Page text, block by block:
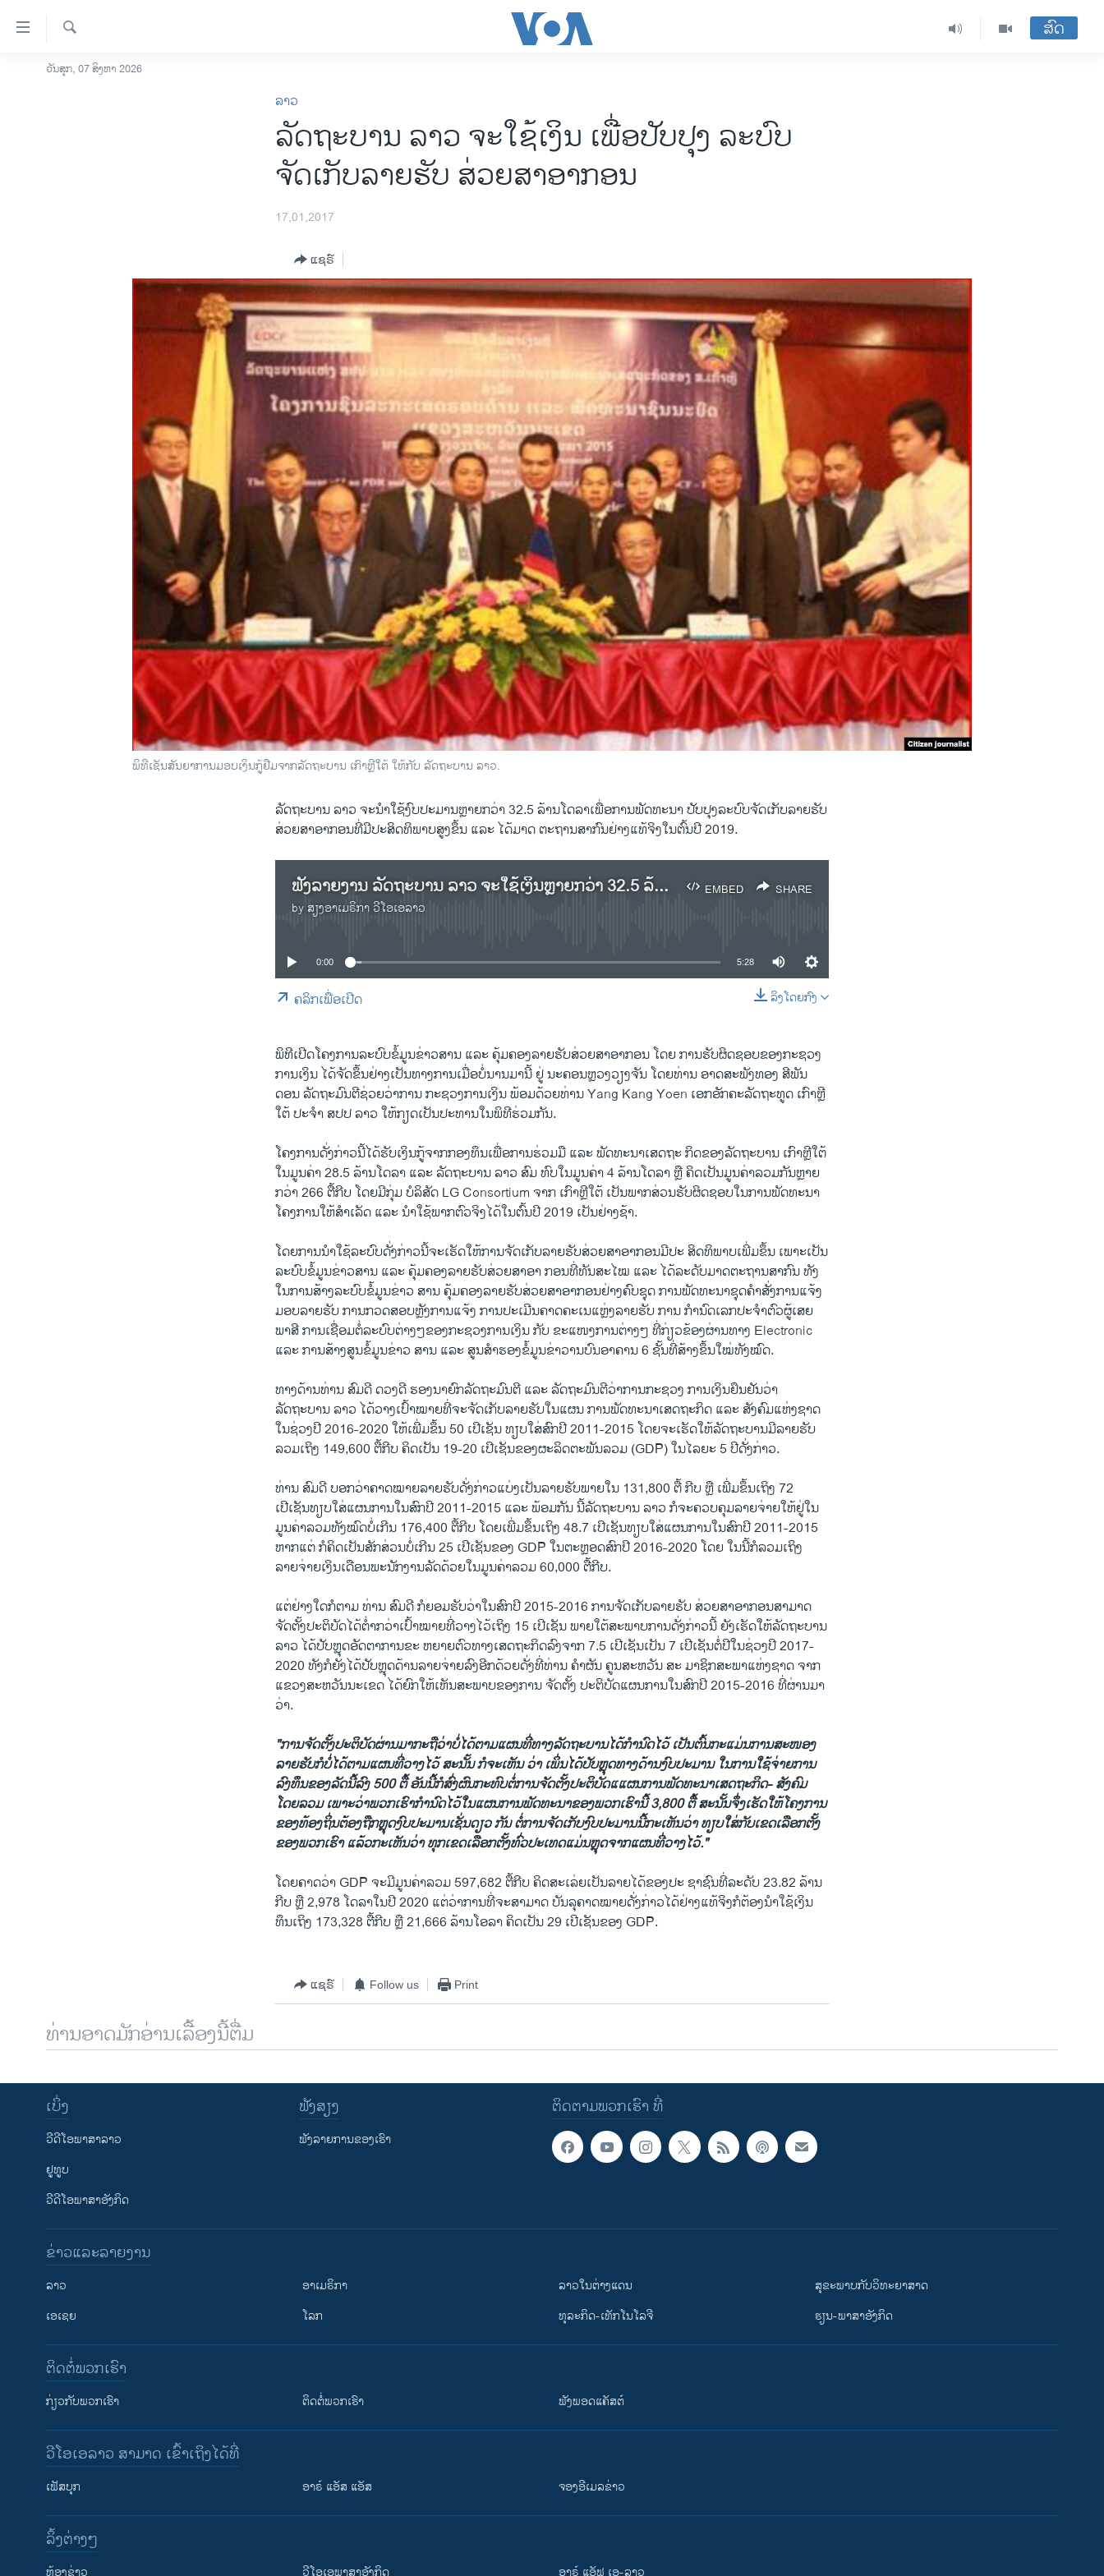
ລິ້ງ
ສຳຫລັບ
ໂຮມເພຈ
ຕິດຕາມພວກເຮົາ ທີ່
ຄົ້ນຫາ
ສົດ
ວັນສຸກ, 07 ສິງຫາ 2026
ລາວ
ລັດຖະບານ ລາວ ຈະໃຊ້ເງິນ ເພື່ອປັບປຸງ ລະບົບ
ຈັດເກັບລາຍຮັບ ສ່ວຍສາອາກອນ
17,01,2017
ແຊຣ໌
ພິທີເຊັນສັນຍາການມອບເງິນກູ້ຢືມຈາກລັດຖະບານ ເກົາຫຼີໃຕ້ ໃຫ້ກັບ ລັດຖະບານ ລາວ.
ລັດຖະບານ ລາວ ຈະນຳໃຊ້ງົບປະມານຫຼາຍກວ່າ 32.5 ລ້ານໂດລາເພື່ອການພັດທະນາ ປັບປຸງລະບົບຈັດເກັບລາຍຮັບ
ສ່ວຍສາອາກອນທີ່ມີປະສິດທິພາບສູງຂຶ້ນ ແລະ ໄດ້ມາດ ຕະຖານສາກົນຢ່າງແທ້ຈິງໃນຕົ້ນປີ 2019.
EMBED SHARE
ຟັງລາຍງານ ລັດຖະບານ ລາວ ຈະໃຊ້ເງິນຫຼາຍກວ່າ 32.5 ລ້ານໂດລາ ເພື່ອປັບປຸງລະບົບຈັດເກັບລາຍ ຮັບສ່ວຍສາອາກອນ
by ສຽງອາເມຣິກາ ວີໂອເອລາວ
SHARE
0:00 5:28
ລິງໂດຍກົງ
ຄລິກເພື່ອເປີດ
ພິທີເປີດໂຄງການລະບົບຂໍ້ມູນຂ່າວສານ ແລະ ຄຸ້ມຄອງລາຍຮັບສ່ວຍສາອາກອນ ໂດຍ ການຮັບຜິດຊອບຂອງກະຊວງ
ການເງິນ ໄດ້ຈັດຂຶ້ນຢ່າງເປັນທາງການເມື່ອບໍ່ນານມານີ້ ຢູ່ ນະຄອນຫຼວງວຽງຈັນ ໂດຍທ່ານ ອາດສະພັງທອງ ສີພັນ
ດອນ ລັດຖະມົນຕີຊ່ວຍວ່າການ ກະຊວງການເງິນ ພ້ອມດ້ວຍທ່ານ Yang Kang Yoen ເອກອັກຄະລັດຖະທູດ ເກົາຫຼີ
ໃຕ້ ປະຈຳ ສປປ ລາວ ໃຫ້ກຽດເປັນປະທານໃນພິທີຮ່ວມກັນ.
ໂຄງການດັ່ງກ່າວນີ້ໄດ້ຮັບເງິນກູ້ຈາກກອງທຶນເພື່ອການຮ່ວມມື ແລະ ພັດທະນາເສດຖະ ກິດຂອງລັດຖະບານ ເກົາຫຼີໃຕ້
ໃນມູນຄ່າ 28.5 ລ້ານໂດລາ ແລະ ລັດຖະບານ ລາວ ສົມ ທົບໃນມູນຄ່າ 4 ລ້ານໂດລາ ຫຼື ຄິດເປັນມູນຄ່າລວມກັນຫຼາຍ
ກວ່າ 266 ຕື້ກີບ ໂດຍມີກຸ່ມ ບໍລິສັດ LG Consortium ຈາກ ເກົາຫຼີໃຕ້ ເປັນພາກສ່ວນຮັບຜິດຊອບໃນການພັດທະນາ
ໂຄງການໃຫ້ສຳເລັດ ແລະ ນຳໃຊ້ພາກຕົວຈິງໄດ້ໃນຕົ້ນປີ 2019 ເປັນຢ່າງຊ້າ.
ໂດຍການນຳໃຊ້ລະບົບດັ່ງກ່າວນີ້ຈະເຮັດໃຫ້ການຈັດເກັບລາຍຮັບສ່ວຍສາອາກອນມີປະ ສິດທິພາບເພີ່ມຂຶ້ນ ເພາະເປັນ
ລະບົບຂໍ້ມູນຂ່າວສານ ແລະ ຄຸ້ມຄອງລາຍຮັບສ່ວຍສາອາ ກອນທີ່ທັນສະໄໝ ແລະ ໄດ້ລະດັບມາດຕະຖານສາກົນ ທັງ
ໃນການສ້າງລະບົບຂໍ້ມູນຂ່າວ ສານ ຄຸ້ມຄອງລາຍຮັບສ່ວຍສາອາກອນຢ່າງຄົບຊຸດ ການພັດທະນາຊຸດຄຳສັ່ງການແຈ້ງ
ມອບລາຍຮັບ ການກວດສອບຫຼັງການແຈ້ງ ການປະເມີນຄາດຄະເນແຫຼ່ງລາຍຮັບ ການ ກຳນົດເລກປະຈຳຕົວຜູ້ເສຍ
ພາສີ ການເຊື່ອມຕໍ່ລະບົບຕ່າງໆຂອງກະຊວງການເງິນ ກັບ ຂະແໜງການຕ່າງໆ ທີ່ກ່ຽວຂ້ອງຜ່ານທາງ Electronic
ແລະ ການສ້າງສູນຂໍ້ມູນຂ່າວ ສານ ແລະ ສູນສຳຮອງຂໍ້ມູນຂ່າວານບົນອາຄານ 6 ຊັ້ນທີ່ສ້າງຂຶ້ນໃໝ່ທັງໝົດ.
ທາງດ້ານທ່ານ ສົມດີ ດວງດີ ຮອງນາຍົກລັດຖະມົນຕີ ແລະ ລັດຖະມົນຕີວ່າການກະຊວງ ການເງິນຢຶນຢັນວ່າ
ລັດຖະບານ ລາວ ໄດ້ວາງເປົ້າໝາຍທີ່ຈະຈັດເກັບລາຍຮັບໃນແຜນ ການພັດທະນາເສດຖະກິດ ແລະ ສັງຄົມແຫ່ງຊາດ
ໃນຊ່ວງປີ 2016-2020 ໃຫ້ເພີ່ມຂຶ້ນ 50 ເປີເຊັນ ທຽບໃສ່ສົກປີ 2011-2015 ໂດຍຈະເຮັດໃຫ້ລັດຖະບານມີລາຍຮັບ
ລວມເຖິງ 149,600 ຕື້ກີບ ຄິດເປັນ 19-20 ເປີເຊັນຂອງຜະລິດຕະພັນລວມ (GDP) ໃນໄລຍະ 5 ປີດັ່ງກ່າວ.
ທ່ານ ສົມດີ ບອກວ່າຄາດໝາຍລາຍຮັບດັ່ງກ່າວແບ່ງເປັນລາຍຮັບພາຍໃນ 131,800 ຕື້ ກີບ ຫຼື ເພີ່ມຂຶ້ນເຖິງ 72
ເປີເຊັນທຽບໃສ່ແຜນການໃນສົກປີ 2011-2015 ແລະ ພ້ອມກັນ ນີ້ລັດຖະບານ ລາວ ກໍຈະຄວບຄຸມລາຍຈ່າຍໃຫ້ຢູ່ໃນ
ມູນຄ່າລວມທັງໝົດບໍ່ເກີນ 176,400 ຕື້ກີບ ໂດຍເພີ່ມຂຶ້ນເຖິງ 48.7 ເປີເຊັນທຽບໃສ່ແຜນການໃນສົກປີ 2011-2015
ຫາກແຕ່ ກໍຄິດເປັນສັກສ່ວນບໍ່ເກີນ 25 ເປີເຊັນຂອງ GDP ໃນຕະຫຼອດສົກປີ 2016-2020 ໂດຍ ໃນນີ້ກໍລວມເຖິງ
ລາຍຈ່າຍເງິນເດືອນພະນັກງານລັດດ້ວຍໃນມູນຄ່າລວມ 60,000 ຕື້ກີບ.
ແຕ່ຢ່າງໃດກໍຕາມ ທ່ານ ສົມດີ ກໍຍອມຮັບວ່າໃນສົກປີ 2015-2016 ການຈັດເກັບລາຍຮັບ ສ່ວຍສາອາກອນສາມາດ
ຈັດຕັ້ງປະຕິບັດໄດ້ຕໍ່າກວ່າເປົ້າໝາຍທີ່ວາງໄວ້ເຖິງ 15 ເປີເຊັນ ພາຍໃຕ້ສະພາບການດັ່ງກ່າວນີ້ ຍັງເຮັດໃຫ້ລັດຖະບານ
ລາວ ໄດ້ປັບຫຼຸດອັດຕາການຂະ ຫຍາຍຕົວທາງເສດຖະກິດລົງຈາກ 7.5 ເປີເຊັນເປັນ 7 ເປີເຊັນຕໍ່ປີໃນຊ່ວງປີ 2017-
2020 ທັງກໍຍັງໄດ້ປັບຫຼຸດດ້ານລາຍຈ່າຍລົງອີກດ້ວຍດັ່ງທີ່ທ່ານ ຄຳຜັນ ຄູນສະຫວັນ ສະ ມາຊິກສະພາແຫ່ງຊາດ ຈາກ
ແຂວງສະຫວັນນະເຂດ ໄດ້ຍົກໃຫ້ເຫັນສະພາບຂອງການ ຈັດຕັ້ງ ປະຕິບັດແຜນການໃນສົກປີ 2015-2016 ທີ່ຜ່ານມາ
ວ່າ.
"ການຈັດຕັ້ງປະຕິບັດຜ່ານມາກະຖືວ່າບໍ່ໄດ້ຕາມແຜນທີ່ທາງລັດຖະບານໄດ້ກຳນົດໄວ້ ເປັນຕົ້ນກະແມ່ນການສະໜອງ
ລາຍຮັບກໍບໍ່ໄດ້ຕາມແຜນທີ່ວາງໄວ້ ສະນັ້ນ ກໍຈະເຫັນ ວ່າ ເພິ່ນໄດ້ປັບຫຼຸດທາງດ້ານງົບປະມານ ໃນການໃຊ້ຈ່າຍການ
ລົງທຶນຂອງລັດນີ້ລົງ 500 ຕື້ ອັນນີ້ກໍສົ່ງຜົນກະທົບຕໍ່ການຈັດຕັ້ງປະຕິບັດແແຜນການພັດທະນາເສດຖະກິດ- ສັງຄົມ
ໂດຍລວມ ເພາະວ່າພວກເຮົາກຳນົດໄວ້ໃນແຜນການພັດທະນາຂອງພວກເຮົານີ້ 3,800 ຕື້ ສະນັ້ນຈຶ່ງເຮັດໃຫ້ໂຄງການ
ຂອງທ້ອງຖິ່ນຕ້ອງຖືກຫຼຸດງົບປະມານເຊັ່ນດຽວ ກັນ ຕໍ່ການຈັດເກັບງົບປະມານນີ້ກະເຫັນວ່າ ທຽບໃສ່ກັບເຂດເລືອກຕັ້ງ
ຂອງພວກເຮົາ ແລ້ວກະເຫັນວ່າ ທຸກເຂດເລືອກຕັ້ງທົ່ວປະເທດແມ່ນຫຼຸດຈາກແຜນທີ່ວາງໄວ້."
ໂດຍຄາດວ່າ GDP ຈະມີມູນຄ່າລວມ 597,682 ຕື້ກີບ ຄິດສະເລ່ຍເປັນລາຍໄດ້ຂອງປະ ຊາຊົນທີ່ລະດັບ 23.82 ລ້ານ
ກີບ ຫຼື 2,978 ໂດລາໃນປີ 2020 ແຕ່ວ່າການທີ່ຈະສາມາດ ບັນລຸຄາດໝາຍດັ່ງກ່າວໄດ້ຢ່າງແທ້ຈິງກໍຕ້ອງນຳໃຊ້ເງິນ
ທຶນເຖິງ 173,328 ຕື້ກີບ ຫຼື 21,666 ລ້ານໂອລາ ຄິດເປັນ 29 ເປີເຊັນຂອງ GDP.
ແຊຣ໌ Follow us Print
ທ່ານອາດມັກອ່ານເລື້ອງນີ້ຕື່ມ
ຕິດຕາມພວກເຮົາ ທີ່
ເບິ່ງ
ວີດີໂອພາສາລາວ
ຢູທູບ
ວີດີໂອພາສາອັງກິດ
ຟັງສຽງ
ຟັງລາຍການຂອງເຮົາ
ຂ່າວແລະລາຍງານ
ລາວ
ເອເຊຍ
ອາເມຣິກາ
ໂລກ
ລາວໃນຕ່າງແດນ
ທຸລະກິດ-ເທັກໂນໂລຈີ
ສຸຂະພາບກັບວິທະຍາສາດ
ຮຽນ-ພາສາອັງກິດ
ຕິດຕໍ່ພວກເຮົາ
ກ່ຽວກັບພວກເຮົາ ຕິດຕໍ່ພວກເຮົາ ຟັງພອດແຄັສຕ໌
ວີໂອເອລາວ ສາມາດ ເຂົ້າເຖິງໄດ້ທີ່
ເຟັສບຸກ ອາຣ໌ ແອັສ ແອັສ ຈອງອີເມລຂ່າວ
​ລິ້ງ​ຕ່າງໆ